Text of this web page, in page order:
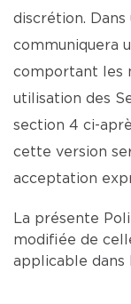
discrétion. Dans
communiquera
comportant les
utilisation des
section 4 ci-
cette version
acceptation
La présente
modifiée de
applicable dans